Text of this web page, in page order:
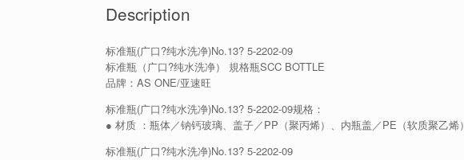
Description
标准瓶(广口?纯水洗净)No.13? 5-2202-09
标准瓶（广口?纯水洗净） 規格瓶SCC BOTTLE
品牌：AS ONE/亚速旺
标准瓶(广口?纯水洗净)No.13? 5-2202-09规格：
● 材质 ：瓶体／钠钙玻璃、盖子／PP（聚丙烯）、内瓶盖／PE（软质聚乙烯）
标准瓶(广口?纯水洗净)No.13? 5-2202-09